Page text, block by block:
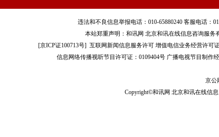
违法和不良信息举报电话：010-65880240 客服电话：
本站郑重声明：和讯网 北京和讯在线信息咨询服
[京ICP证100713号]互联网新闻信息服务许可 增值电信业务经营许可
信息网络传播视听节目许可证：0109404号 广播电视节目制作
京公
Copyright©和讯网 北京和讯在线信